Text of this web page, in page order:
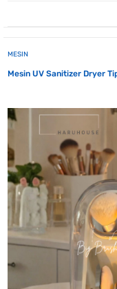
MESIN
Mesin UV Sanitizer Dryer